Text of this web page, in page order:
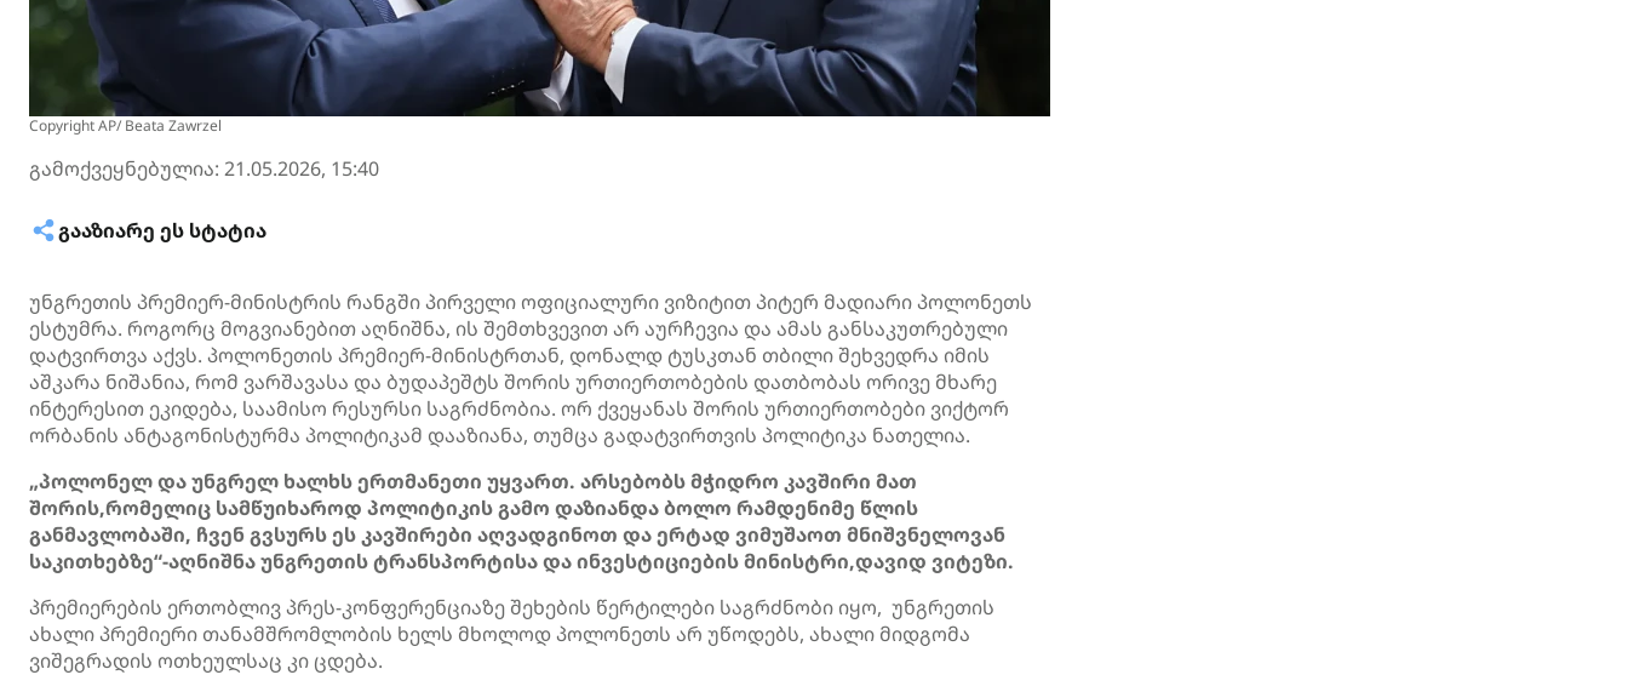
Copyright AP/ Beata Zawrzel
გამოქვეყნებულია: 21.05.2026, 15:40
ᲒᲐᲐᲖᲘᲐᲠᲔ ᲔᲡ ᲡᲢᲐᲢᲘᲐ
უნგრეთის პრემიერ-მინისტრის რანგში პირველი ოფიციალური ვიზიტით პიტერ მადიარი პოლონეთს
ესტუმრა. როგორც მოგვიანებით აღნიშნა, ის შემთხვევით არ აურჩევია და ამას განსაკუთრებული
დატვირთვა აქვს. პოლონეთის პრემიერ-მინისტრთან, დონალდ ტუსკთან თბილი შეხვედრა იმის
აშკარა ნიშანია, რომ ვარშავასა და ბუდაპეშტს შორის ურთიერთობების დათბობას ორივე მხარე
ინტერესით ეკიდება, საამისო რესურსი საგრძნობია. ორ ქვეყანას შორის ურთიერთობები ვიქტორ
ორბანის ანტაგონისტურმა პოლიტიკამ დააზიანა, თუმცა გადატვირთვის პოლიტიკა ნათელია.
„პოლონელ და უნგრელ ხალხს ერთმანეთი უყვართ. არსებობს მჭიდრო კავშირი მათ
შორის,რომელიც სამწუიხაროდ პოლიტიკის გამო დაზიანდა ბოლო რამდენიმე წლის
განმავლობაში, ჩვენ გვსურს ეს კავშირები აღვადგინოთ და ერტად ვიმუშაოთ მნიშვნელოვან
საკითხებზე“-აღნიშნა უნგრეთის ტრანსპორტისა და ინვესტიციების მინისტრი,დავიდ ვიტეზი.
პრემიერების ერთობლივ პრეს-კონფერენციაზე შეხების წერტილები საგრძნობი იყო, უნგრეთის
ახალი პრემიერი თანამშრომლობის ხელს მხოლოდ პოლონეთს არ უწოდებს, ახალი მიდგომა
ვიშეგრადის ოთხეულსაც კი ცდება.